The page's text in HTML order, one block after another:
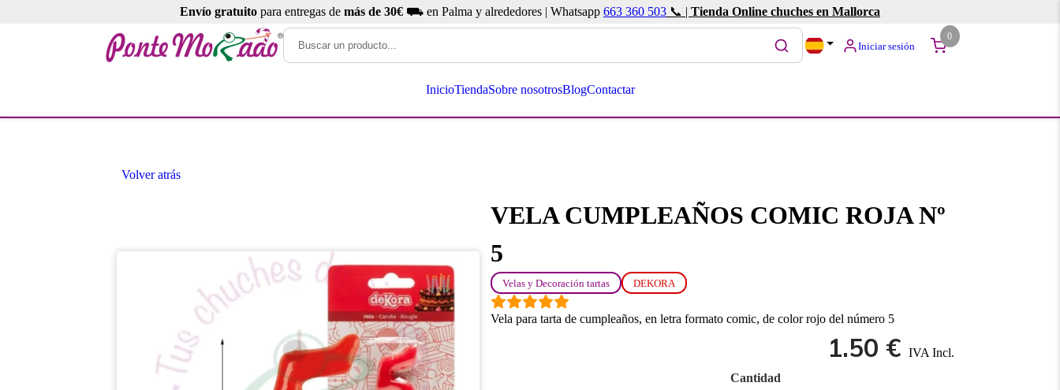
Envío gratuito para entregas de más de 30€ ⛟ en Palma y alrededores | Whatsapp 663 360 503 📞 | Tienda Online chuches en Mallorca
Iniciar sesión
0
InicioTiendaSobre nosotrosBlogContactar
Volver atrás
VELA CUMPLEAÑOS COMIC ROJA Nº
5
Velas y Decoración tartas DEKORA
Vela para tarta de cumpleaños, en letra formato comic, de color rojo del número 5
1.50 € IVA Incl.
Cantidad